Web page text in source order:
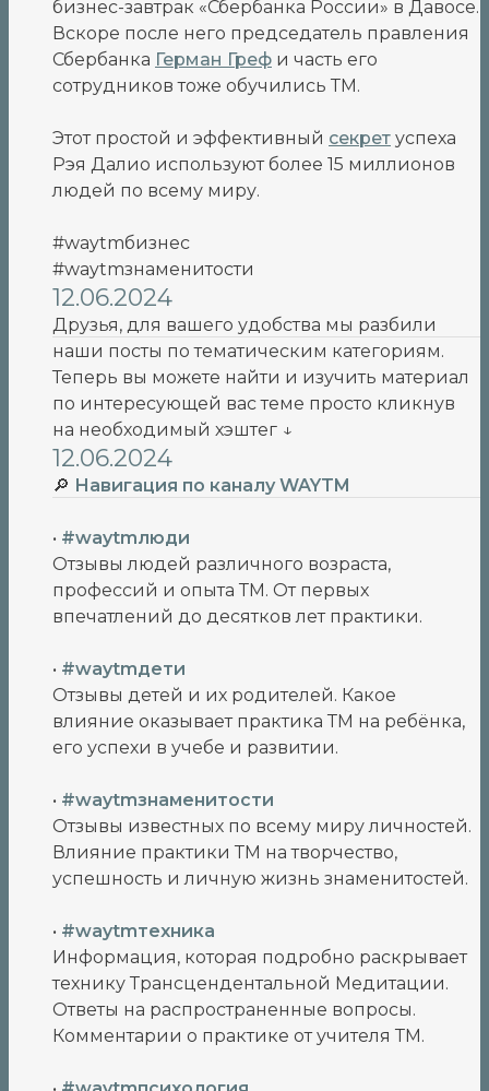
бизнес-завтрак «Сбербанка России» в Давосе.
Вскоре после него председатель правления
Сбербанка Герман Греф и часть его
сотрудников тоже обучились ТМ.
Этот простой и эффективный секрет успеха
Рэя Далио используют более 15 миллионов
людей по всему миру.
#waytmбизнес
#waytmзнаменитости
12.06.2024
Друзья, для вашего удобства мы разбили
наши посты по тематическим категориям.
Теперь вы можете найти и изучить материал
по интересующей вас теме просто кликнув
на необходимый хэштег ↓
12.06.2024
🔎 Навигация по каналу WAYTM
• #waytmлюди
Отзывы людей различного возраста,
профессий и опыта ТМ. От первых
впечатлений до десятков лет практики.
• #waytmдети
Отзывы детей и их родителей. Какое
влияние оказывает практика ТМ на ребёнка,
его успехи в учебе и развитии.
• #waytmзнаменитости
Отзывы известных по всему миру личностей.
Влияние практики ТМ на творчество,
успешность и личную жизнь знаменитостей.
• #waytmтехника
Информация, которая подробно раскрывает
технику Трансцендентальной Медитации.
Ответы на распространенные вопросы.
Комментарии о практике от учителя ТМ.